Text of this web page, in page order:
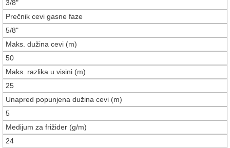
3/8"
Prečnik cevi gasne faze
5/8"
Maks. dužina cevi (m)
50
Maks. razlika u visini (m)
25
Unapred popunjena dužina cevi (m)
5
Medijum za frižider (g/m)
24